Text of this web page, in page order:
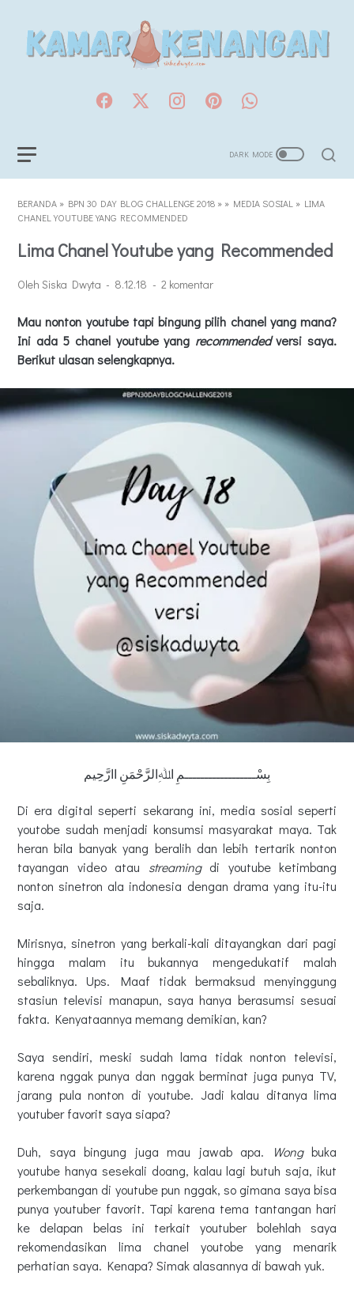
BERANDA » BPN 30 DAY BLOG CHALLENGE 2018 » » MEDIA SOSIAL » LIMA
CHANEL YOUTUBE YANG RECOMMENDED
Lima Chanel Youtube yang Recommended
Oleh Siska Dwyta 8.12.18 2 komentar
Mau nonton youtube tapi bingung pilih chanel yang mana?
Ini ada 5 chanel youtube yang recommendedversi saya.
Berikut ulasan selengkapnya.
بِسْــــــــــــــــــمِ اﷲِالرَّحْمَنِ اارَّحِيم
Di era digital seperti sekarang ini, media sosial seperti
youtobe sudah menjadi konsumsi masyarakat maya. Tak
heran bila banyak yang beralih dan lebih tertarik nonton
tayangan video atau streamingdi youtube ketimbang
nonton sinetron ala indonesia dengan drama yang itu-itu
saja.
Mirisnya, sinetron yang berkali-kali ditayangkan dari pagi
hingga malam itu bukannya mengedukatif malah
sebaliknya. Ups. Maaf tidak bermaksud menyinggung
stasiun televisi manapun, saya hanya berasumsi sesuai
fakta. Kenyataannya memang demikian, kan?
Saya sendiri, meski sudah lama tidak nonton televisi,
karena nggak punya dan nggak berminat juga punya TV,
jarang pula nonton di youtube. Jadi kalau ditanya lima
youtuber favorit saya siapa?
Duh, saya bingung juga mau jawab apa. Wongbuka
youtube hanya sesekali doang, kalau lagi butuh saja, ikut
perkembangan di youtube pun nggak, so gimana saya bisa
punya youtuber favorit. Tapi karena tema tantangan hari
ke delapan belas ini terkait youtuber bolehlah saya
rekomendasikan lima chanel youtobe yang menarik
perhatian saya. Kenapa? Simak alasannya di bawah yuk.